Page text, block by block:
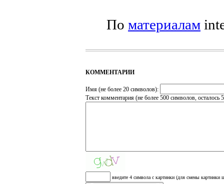
По материалам
КОММЕНТАРИИ
Имя (не более 20 символов):
Текст комментария (не более 500 символов, осталось
введите 4 символа с картинки (для смены картинки